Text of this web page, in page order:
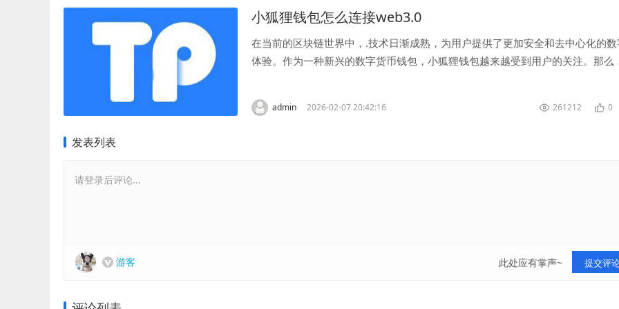
小狐狸钱包怎么连接web3.0
在当前的区块链世界中，.技术日渐成熟，为用户提供了更加安全和去中心化的
体验。作为一种新兴的数字货币钱包，小狐狸钱包越来越受到用户的关注。那么
admin 2026-02-07 20:42:16 261212 0
发表列表
请登录后评论...
游客 此处应有掌声~ 提交评